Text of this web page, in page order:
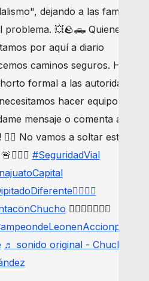
dejando a las familias
problema. 💥🪨🛻 Quienes
por aquí a diario
caminos seguros. Haré
formal a las autoridades,
hacer equipo. 🛣️🔒
mensaje o comenta aquí
No vamos a soltar este
#SeguridadVial
🙋🏾‍♂️✌🏾☝🏾
♬ sonido original - Chucho